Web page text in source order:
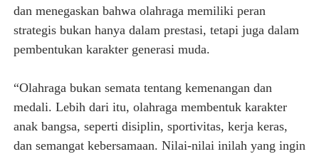
dan menegaskan bahwa olahraga memiliki peran
strategis bukan hanya dalam prestasi, tetapi juga dalam
pembentukan karakter generasi muda.
“Olahraga bukan semata tentang kemenangan dan
medali. Lebih dari itu, olahraga membentuk karakter
anak bangsa, seperti disiplin, sportivitas, kerja keras,
dan semangat kebersamaan. Nilai-nilai inilah yang ingin